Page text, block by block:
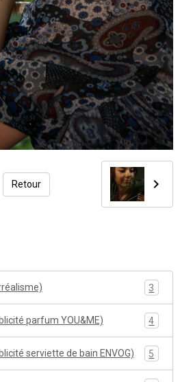
Retour
3
parfum YOU&ME) 4
serviette de bain ENVOG) 5